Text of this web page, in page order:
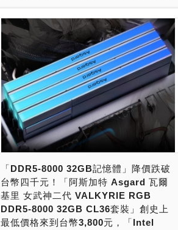
（反叛者），酷炫的燈效可以讓電腦主機具備
電競風格，更加搶眼吸引玩家的目光。 FURY
RENEGADE RGB DDR5超頻記憶體模組，提
供有單模組與2件組套裝，單模組有16GB、
24GB、32GB、48GB版本，2件組套裝有
32GB、48GB、64GB、96GB版本。速度的
話，則提供有DDR5-6000、6400、6800與
7200版本，CAS延遲為CL32、36與38版本
Kingston推出的FURY RENEGADE RGB
DDR5超頻記憶體模組，擁有優異效能與超頻
實力。目前推出規格為DDR5-
6000/6400/6800/7200四種速度。內部採用的
是超頻能力極強的SK Hynix M-Die顆粒，具
備強大超頻實力。為了實現更強大的超頻水
準，Kingstony在電路板上也相當用心，實現
DIMM記憶體模組之外，超頻記憶體模組產品
線，推出了訴求支援Intel XMP與AMD EXPO
超頻設定的FURY Beast DDR5(RGB)系列
（狩獵者），訴求極致效能的FURY
Renegade DDR5(RGB)系列（反叛者），兩
大系列皆有白色與黑色系兩種版本，還有針對
筆記型電腦推出的FURY Impact DDR5系列。
這陣子則推出了FURY Renegade Pro DDR5
RDIMM系列，訴求可超頻的ECC Registered
DIMM記憶體，完整滿足系統用戶與玩家、專
Renegade DDR5 RGB Limited Edition系列
（反叛者限量版），以限量版方式，推出
DDR5-8000 48GB產品。 看見了玩家、發燒
友的需求，金士頓在「Kingston FURY
Renegade DDR5」系列（反叛者）之後，以
用戶及電競玩家帶來全新的高效能體驗。以下
燒機測試圖為DDR5-6000 CL26 2x32GB套裝
搭配AMD Ryzen 9 9900X處理器，以及
ASUS ROG Crosshair X870E Hero主機板完
成驗證: 有鑑於內容創作者及專業工作戶對於
記容量的追求，芝奇也領先業界推出DDR5-
6000 CL28-36-36-96 2x24GB/2x48GB低延
遲大容量兼具的豪華套裝提供玩家選擇，是高
端玩家組裝高效能AMD AM5工作電腦的絕佳
記憶體方案。以下燒機測試圖為DDR5-6000
CL28 2x48GB套裝搭配AMD Ryzen 9 9900X
處理器，以及ASUS ROG Crosshair X870E
Hero主機板完成驗證: 本次的全新規格將加入
Trident Z5 Royal Neo 皇家戟 EXPO系列、
Trident Z5 Neo RGB 焰鋒戟 RGB系列、及
級，功能多元，適配多場景使用需求，包括高
效能固態硬碟（NV7400、NV3500、
NV7200）、輕巧行動固態硬碟（PM2000、
PD2000）以及先進記憶體模組（DW100、
HX100、SODIMM、UDIMM）。此次新品全
面升級效能與設計，彰顯Biwin在存儲技術領
域的強大實力與創新能力。 Biwin 固態硬碟提
供卓越的速度、耐用性及效率，專為應對高負
載工作需求設計。採用領先的PCIe 4.0及
PCIe 3.0介面，大幅縮短載入時間，提升整體
系統反應能力。配備石墨烯散熱墊與先進溫控
技術，Biwin固態硬碟在確保數據完整性的同
時，提供穩定的長期運行表現，為用戶帶來可
靠的存儲體驗。 Biwin Black Opal NV7400
運用先進的PCIe 4.0 Gen 4x4介面且符合
NVMe 2.0標準，提供高達7450 MB/s的順序
「DDR5-8000 32GB記憶體」降價跌破
台幣四千元！「阿斯加特 Asgard 瓦爾
基里 女武神二代 VALKYRIE RGB
DDR5-8000 32GB CL36套裝」創史上
最低價格來到台幣3,800元，「Intel